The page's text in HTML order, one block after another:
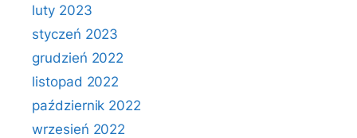
luty 2023
styczeń 2023
grudzień 2022
listopad 2022
październik 2022
wrzesień 2022